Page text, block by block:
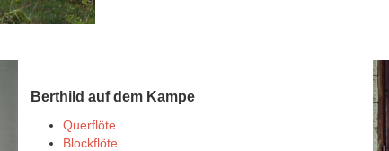
Berthild auf dem Kampe
Querflöte
Blockflöte